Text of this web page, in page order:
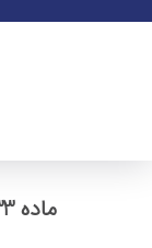
ماده 233 قانون مالیاتهای مستقیم